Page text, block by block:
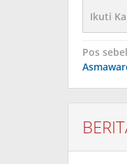
Ikuti
Navigasi
pos
Pos